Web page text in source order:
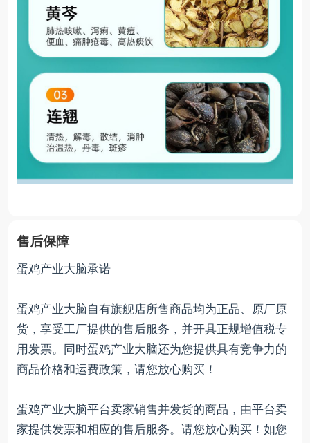
售后保障
蛋鸡产业大脑承诺
蛋鸡产业大脑自有旗舰店所售商品均为正品、原厂原
货，享受工厂提供的售后服务，并开具正规增值税专
用发票。同时蛋鸡产业大脑还为您提供具有竞争力的
商品价格和运费政策，请您放心购买！
蛋鸡产业大脑平台卖家销售并发货的商品，由平台卖
家提供发票和相应的售后服务。请您放心购买！如您